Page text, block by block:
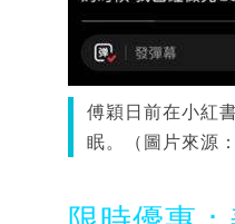
傅穎日前在小紅
眠。（圖片來源